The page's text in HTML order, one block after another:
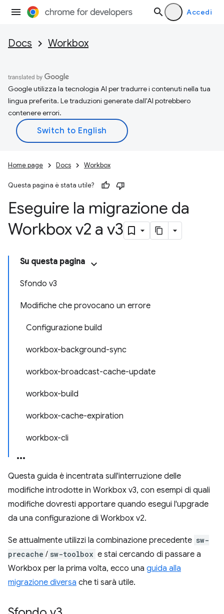
Accedi
Docs Workbox
Google utilizza la tecnologia AI per tradurre i contenuti nella tua
lingua preferita. Le traduzioni generate dall'AI potrebbero
contenere errori.
Home page Docs Workbox
Questa pagina è stata utile?
Eseguire la migrazione da
Workbox v2 a v3
Su questa pagina
Sfondo v3
Modifiche che provocano un errore
Configurazione build
workbox-background-sync
workbox-broadcast-cache-update
workbox-build
workbox-cache-expiration
workbox-cli
Questa guida è incentrata sull'interruzione delle
modifiche introdotte in Workbox v3, con esempi di quali
modifiche dovresti apportare quando esegui l'upgrade
da una configurazione di Workbox v2.
Se attualmente utilizzi la combinazione precedente sw-
precache / sw-toolbox e stai cercando di passare a
Workbox per la prima volta, ecco una guida alla
migrazione diversa che ti sarà utile.